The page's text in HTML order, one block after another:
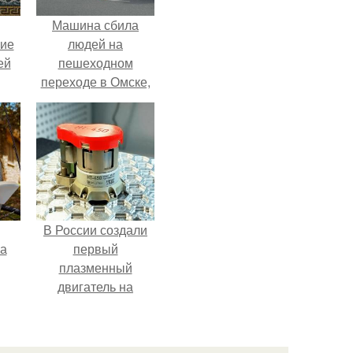
Машина сбила
людей на
пешеходном
переходе в Омске,
пострадали 8
человек.
В России создали
первый
плазменный
двигатель на